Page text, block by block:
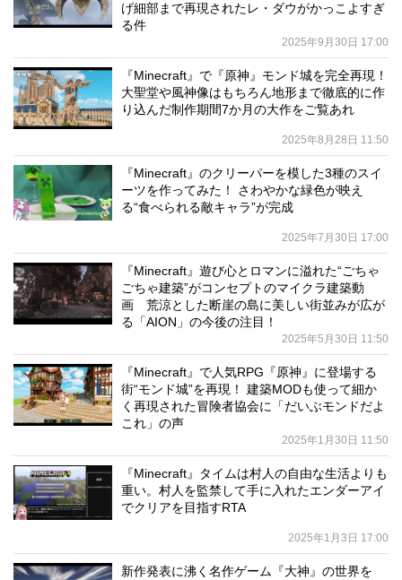
げ細部まで再現されたレ・ダウがかっこよすぎ
る件
2025年9月30日 17:00
『Minecraft』で『原神』モンド城を完全再現！
大聖堂や風神像はもちろん地形まで徹底的に作
り込んだ制作期間7か月の大作をご覧あれ
2025年8月28日 11:50
『Minecraft』のクリーパーを模した3種のスイ
ーツを作ってみた！ さわやかな緑色が映え
る“食べられる敵キャラ”が完成
2025年7月30日 17:00
『Minecraft』遊び心とロマンに溢れた“ごちゃ
ごちゃ建築”がコンセプトのマイクラ建築動
画 荒涼とした断崖の島に美しい街並みが広が
る「AION」の今後の注目！
2025年5月30日 11:50
『Minecraft』で人気RPG『原神』に登場する
街“モンド城”を再現！ 建築MODも使って細か
く再現された冒険者協会に「だいぶモンドだよ
これ」の声
2025年1月30日 11:50
『Minecraft』タイムは村人の自由な生活よりも
重い。村人を監禁して手に入れたエンダーアイ
でクリアを目指すRTA
2025年1月3日 17:00
新作発表に沸く名作ゲーム『大神』の世界を